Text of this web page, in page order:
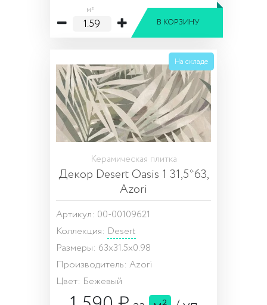
м²
В КОРЗИНУ
На складе
Керамическая плитка
Декор Desert Oasis 1 31,5*63,
Azori
Артикул: 00-00109621
Коллекция: Desert
Размеры: 63x31.5x0.98
Производитель: Azori
Цвет: Бежевый